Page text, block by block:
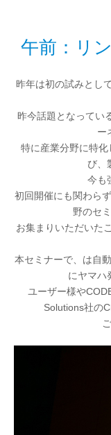
午前：リ
昨年は初の試みとし
昨今話題となってい
ー
特に産業分野に特
び、
今も
初回開催にも関わら
野のセ
お集まりいただいた
本セミナーで、は自
にヤマハ
ユーザー様や
Solutions社の